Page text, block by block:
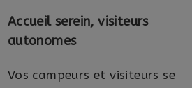
Accueil serein, visiteurs
autonomes
Vos campeurs et visiteurs se